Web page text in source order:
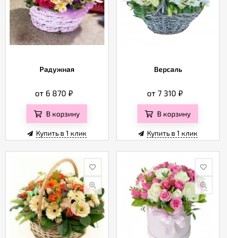
Радужная
от 6 870 ₽
В корзину
Купить в 1 клик
Версаль
от 7 310 ₽
В корзину
Купить в 1 клик